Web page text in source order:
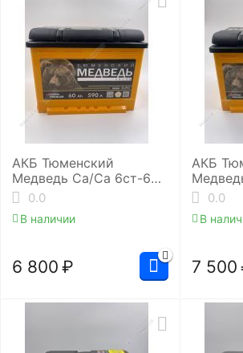
АКБ Тюменский
Медведь Ca/Ca 6ст-60.1
(L2/590EN)
0.0
В наличии
6 800 ₽
АКБ
6ст-0.0
В
7 500